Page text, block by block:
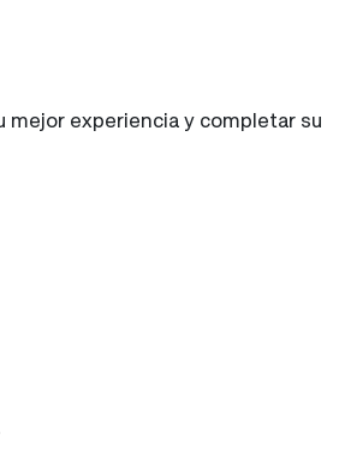
mejor experiencia y completar su